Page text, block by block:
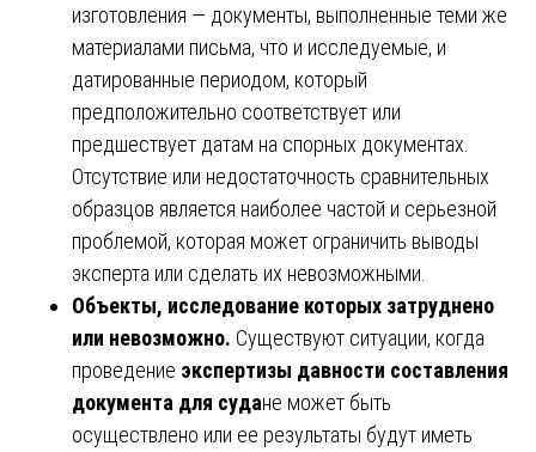
изготовления — документы, выполненные теми же
материалами письма, что и исследуемые, и
датированные периодом, который
предположительно соответствует или
предшествует датам на спорных документах.
Отсутствие или недостаточность сравнительных
образцов является наиболее частой и серьезной
проблемой, которая может ограничить выводы
эксперта или сделать их невозможными.
Объекты, исследование которых затруднено
или невозможно. Существуют ситуации, когда
проведение экспертизы давности составления
документа для судане может быть
осуществлено или ее результаты будут иметь